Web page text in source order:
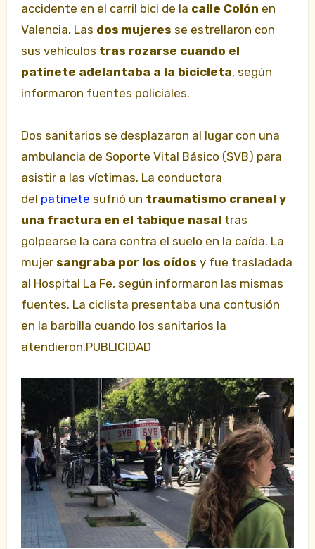
accidente en el carril bici de la calle Colón en
Valencia. Las dos mujeres se estrellaron con
sus vehículos tras rozarse cuando el
patinete adelantaba a la bicicleta, según
informaron fuentes policiales.
Dos sanitarios se desplazaron al lugar con una
ambulancia de Soporte Vital Básico (SVB) para
asistir a las víctimas. La conductora
del patinete sufrió un traumatismo craneal y
una fractura en el tabique nasal tras
golpearse la cara contra el suelo en la caída. La
mujer sangraba por los oídos y fue trasladada
al Hospital La Fe, según informaron las mismas
fuentes. La ciclista presentaba una contusión
en la barbilla cuando los sanitarios la
atendieron.PUBLICIDAD